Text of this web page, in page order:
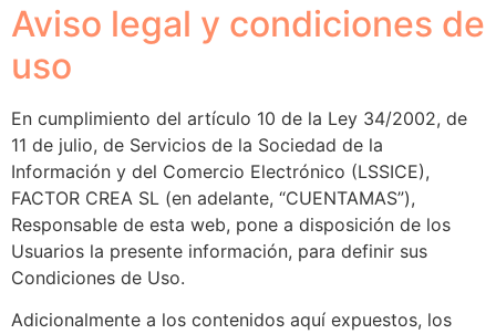
Aviso legal y condiciones de
uso
En cumplimiento del artículo 10 de la Ley 34/2002, de
11 de julio, de Servicios de la Sociedad de la
Información y del Comercio Electrónico (LSSICE),
FACTOR CREA SL (en adelante, “CUENTAMAS”),
Responsable de esta web, pone a disposición de los
Usuarios la presente información, para definir sus
Condiciones de Uso.
Adicionalmente a los contenidos aquí expuestos, los